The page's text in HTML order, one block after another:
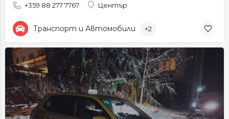
+359 88 277 7767 Център
Транспорт и Автомобили +2